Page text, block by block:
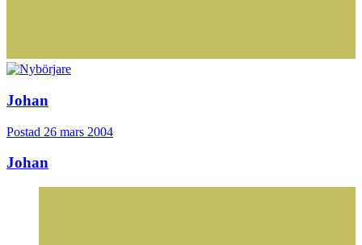
Johan
Postad 26 mars 2004
Johan